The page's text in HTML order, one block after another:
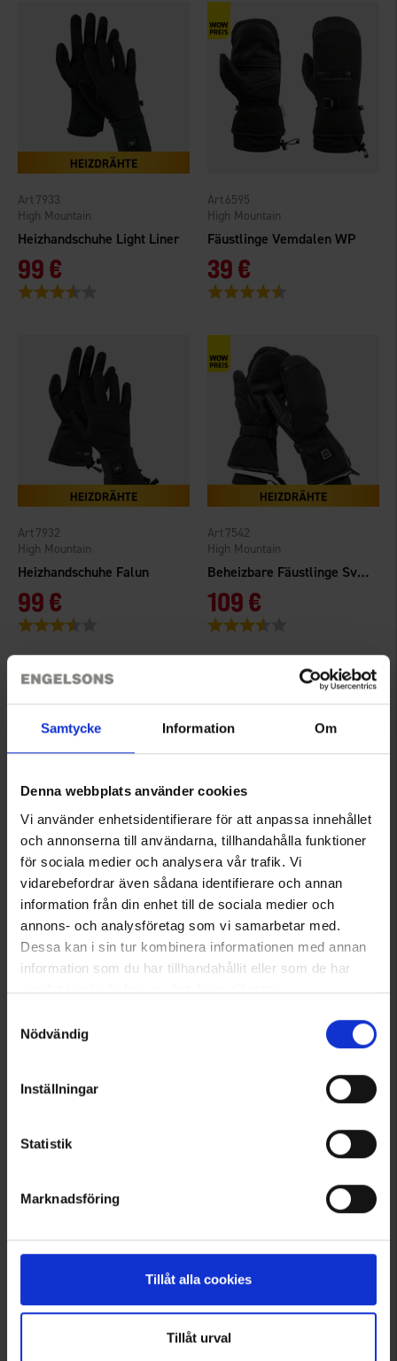
Samtycke Information Om
Denna webbplats använder cookies
Vi använder enhetsidentifierare för att anpassa innehållet
och annonserna till användarna, tillhandahålla funktioner
för sociala medier och analysera vår trafik. Vi
vidarebefordrar även sådana identifierare och annan
information från din enhet till de sociala medier och
annons- och analysföretag som vi samarbetar med.
Dessa kan i sin tur kombinera informationen med annan
information som du har tillhandahållit eller som de har
samlat in när du har använt deras tjänster.
Nödvändig
Inställningar
Statistik
Marknadsföring
Tillåt alla cookies
Tillåt urval
Heizhandschuhe Light Liner
High Mountain
7933
99 €
Bewertung:
Fäustlinge Vemdalen WP
High Mountain
6595
39 €
Bewertung:
Heizhandschuhe Falun
High Mountain
7932
99 €
Bewertung:
Beheizbare Fäustlinge Svansåsen WP
High Mountain
7542
109 €
Bewertung:
Skihandschuhe Cortina WP
High Mountain
6179
39 €
Handschuhe Oxberg Active
High Mountain
7210
19,95 €
Bewertung: 4.1 von 5 Sternen
Skihandschuhe Cortina WP
6180
4.4 von 5 Sternen
Handschuhe Vemdalen WP
39 €
Bewertung: